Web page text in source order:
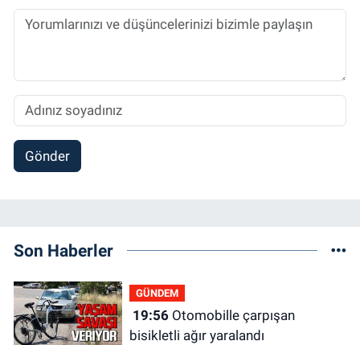
Gönder
Son Haberler
GÜNDEM
19:56Otomobille çarpışan
bisikletli ağır yaralandı